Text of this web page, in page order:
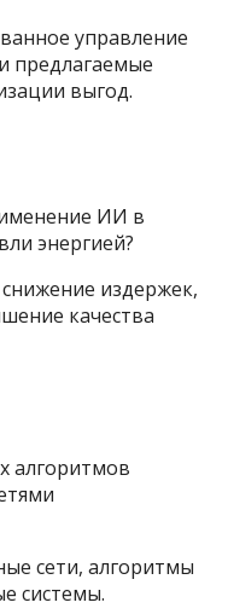
управление
предлагаемые
выгод.
ИИ в
энергией?
издержек,
качества
алгоритмов
сети, алгоритмы
системы.